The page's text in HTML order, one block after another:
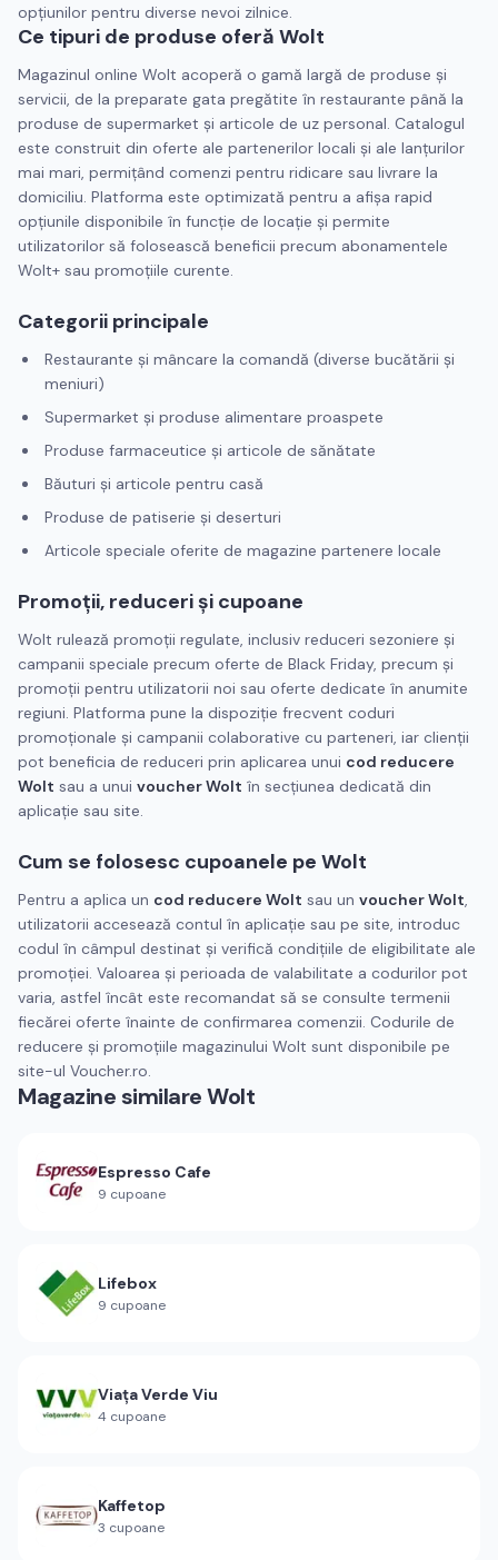
opțiunilor pentru diverse nevoi zilnice.
Ce tipuri de produse oferă Wolt
Magazinul online Wolt acoperă o gamă largă de produse și
servicii, de la preparate gata pregătite în restaurante până la
produse de supermarket și articole de uz personal. Catalogul
este construit din oferte ale partenerilor locali și ale lanțurilor
mai mari, permițând comenzi pentru ridicare sau livrare la
domiciliu. Platforma este optimizată pentru a afișa rapid
opțiunile disponibile în funcție de locație și permite
utilizatorilor să folosească beneficii precum abonamentele
Wolt+ sau promoțiile curente.
Categorii principale
Restaurante și mâncare la comandă (diverse bucătării și
meniuri)
Supermarket și produse alimentare proaspete
Produse farmaceutice și articole de sănătate
Băuturi și articole pentru casă
Produse de patiserie și deserturi
Articole speciale oferite de magazine partenere locale
Promoții, reduceri și cupoane
Wolt rulează promoții regulate, inclusiv reduceri sezoniere și
campanii speciale precum oferte de Black Friday, precum și
promoții pentru utilizatorii noi sau oferte dedicate în anumite
regiuni. Platforma pune la dispoziție frecvent coduri
promoționale și campanii colaborative cu parteneri, iar clienții
pot beneficia de reduceri prin aplicarea unui cod reducere
Wolt sau a unui voucher Wolt în secțiunea dedicată din
aplicație sau site.
Cum se folosesc cupoanele pe Wolt
Pentru a aplica un cod reducere Wolt sau un voucher Wolt,
utilizatorii accesează contul în aplicație sau pe site, introduc
codul în câmpul destinat și verifică condițiile de eligibilitate ale
promoției. Valoarea și perioada de valabilitate a codurilor pot
varia, astfel încât este recomandat să se consulte termenii
fiecărei oferte înainte de confirmarea comenzii. Codurile de
reducere și promoțiile magazinului Wolt sunt disponibile pe
site-ul Voucher.ro.
Magazine similareWolt
Espresso Cafe
9 cupoane
Lifebox
9 cupoane
Viața Verde Viu
4 cupoane
Kaffetop
3 cupoane